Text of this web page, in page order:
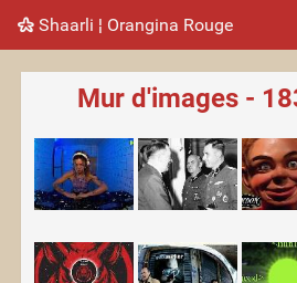
Shaarli ¦ Orangina Rouge
Nuage de tags Mur d'images
Mur d'images -